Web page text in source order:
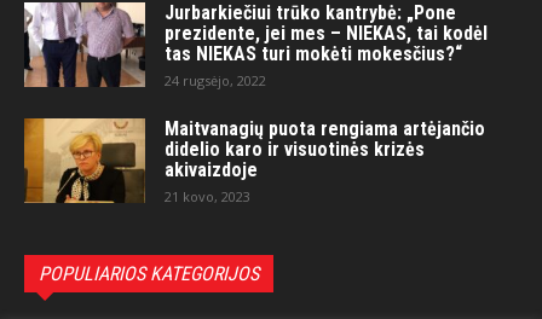
Jurbarkiečiui trūko kantrybė: „Pone
prezidente, jei mes – NIEKAS, tai kodėl
tas NIEKAS turi mokėti mokesčius?“
24 rugsėjo, 2022
Maitvanagių puota rengiama artėjančio
didelio karo ir visuotinės krizės
akivaizdoje
21 kovo, 2023
POPULIARIOS KATEGORIJOS